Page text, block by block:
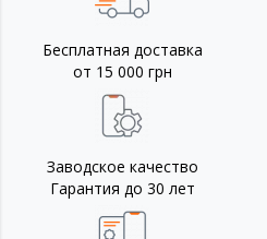
Бесплатная доставка
от 15 000 грн
Заводское качество
Гарантия до 30 лет